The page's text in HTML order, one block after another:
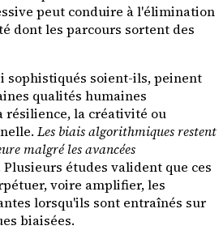
peut conduire à l'élimination
dont les parcours sortent des
sophistiqués soient-ils, peinent
qualités humaines
résilience, la créativité ou
Les biais algorithmiques restent
malgré les avancées
Plusieurs études valident que ces
voire amplifier, les
lorsqu'ils sont entraînés sur
biaisées.